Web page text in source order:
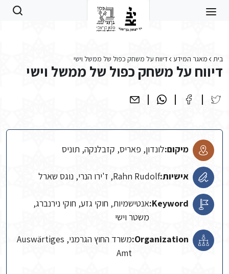
בית מאגר המידע דיווח על משחק כפול של ממשל וישי
דיווח על משחק כפול של ממשל וישי
מיקום:לונדון, פאריס, קזבלנקה, תוניס
אישיות:Rahn Rudolf, ז'ירו הנרי, נוגס שארל
Keyword: אנטישמיות, חוקי גזע, חוקי נירנברג,
משטר וישי
Organization:
משרד החוץ הגרמני, Auswärtiges
Amt